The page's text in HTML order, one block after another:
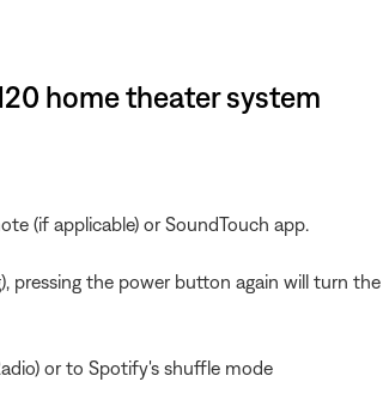
home theater system
(if applicable) or SoundTouch app.
pressing the power button again will turn
or to Spotify's shuffle mode